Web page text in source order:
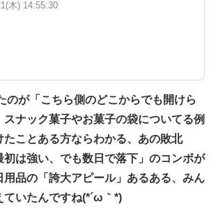
木) 14:55:30
のが「こちら側のどこからでも開けら
ナック菓子やお菓子の袋についてる例
たことある方ならわかる、あの敗北
は強い、でも数日で落下」のコンボが
用品の「誇大アピール」あるある、みん
ていたんですね(*´ω｀*)